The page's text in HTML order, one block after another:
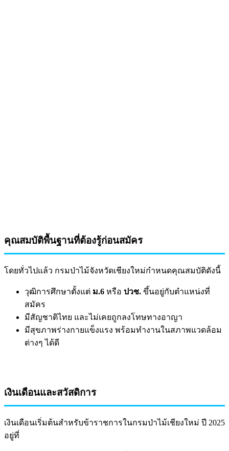
คุณสมบัติพื้นฐานที่ต้องรู้ก่อนสมัคร
โดยทั่วไปแล้ว กรมป่าไม้จังหวัดเชียงใหม่กำหนดคุณสมบัติดังนี้
วุฒิการศึกษาตั้งแต่ ม.6 หรือ ปวช. ขึ้นอยู่กับตำแหน่งที่
สมัคร
มีสัญชาติไทย และไม่เคยถูกลงโทษทางอาญา
มีสุขภาพร่างกายแข็งแรง พร้อมทำงานในสภาพแวดล้อม
ต่างๆ ได้ดี
เงินเดือนและสวัสดิการ
เงินเดือนเริ่มต้นสำหรับข้าราชการในกรมป่าไม้เชียงใหม่ ปี 2025
อยู่ที่